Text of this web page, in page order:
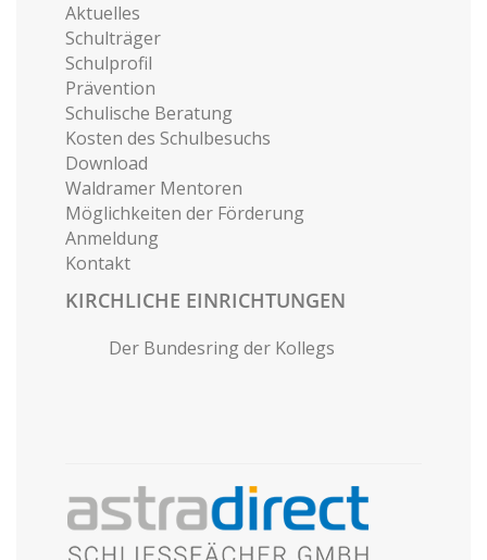
Aktuelles
Schulträger
Schulprofil
Prävention
Schulische Beratung
Kosten des Schulbesuchs
Download
Waldramer Mentoren
Möglichkeiten der Förderung
Anmeldung
Kontakt
KIRCHLICHE EINRICHTUNGEN
Der Bundesring der Kollegs